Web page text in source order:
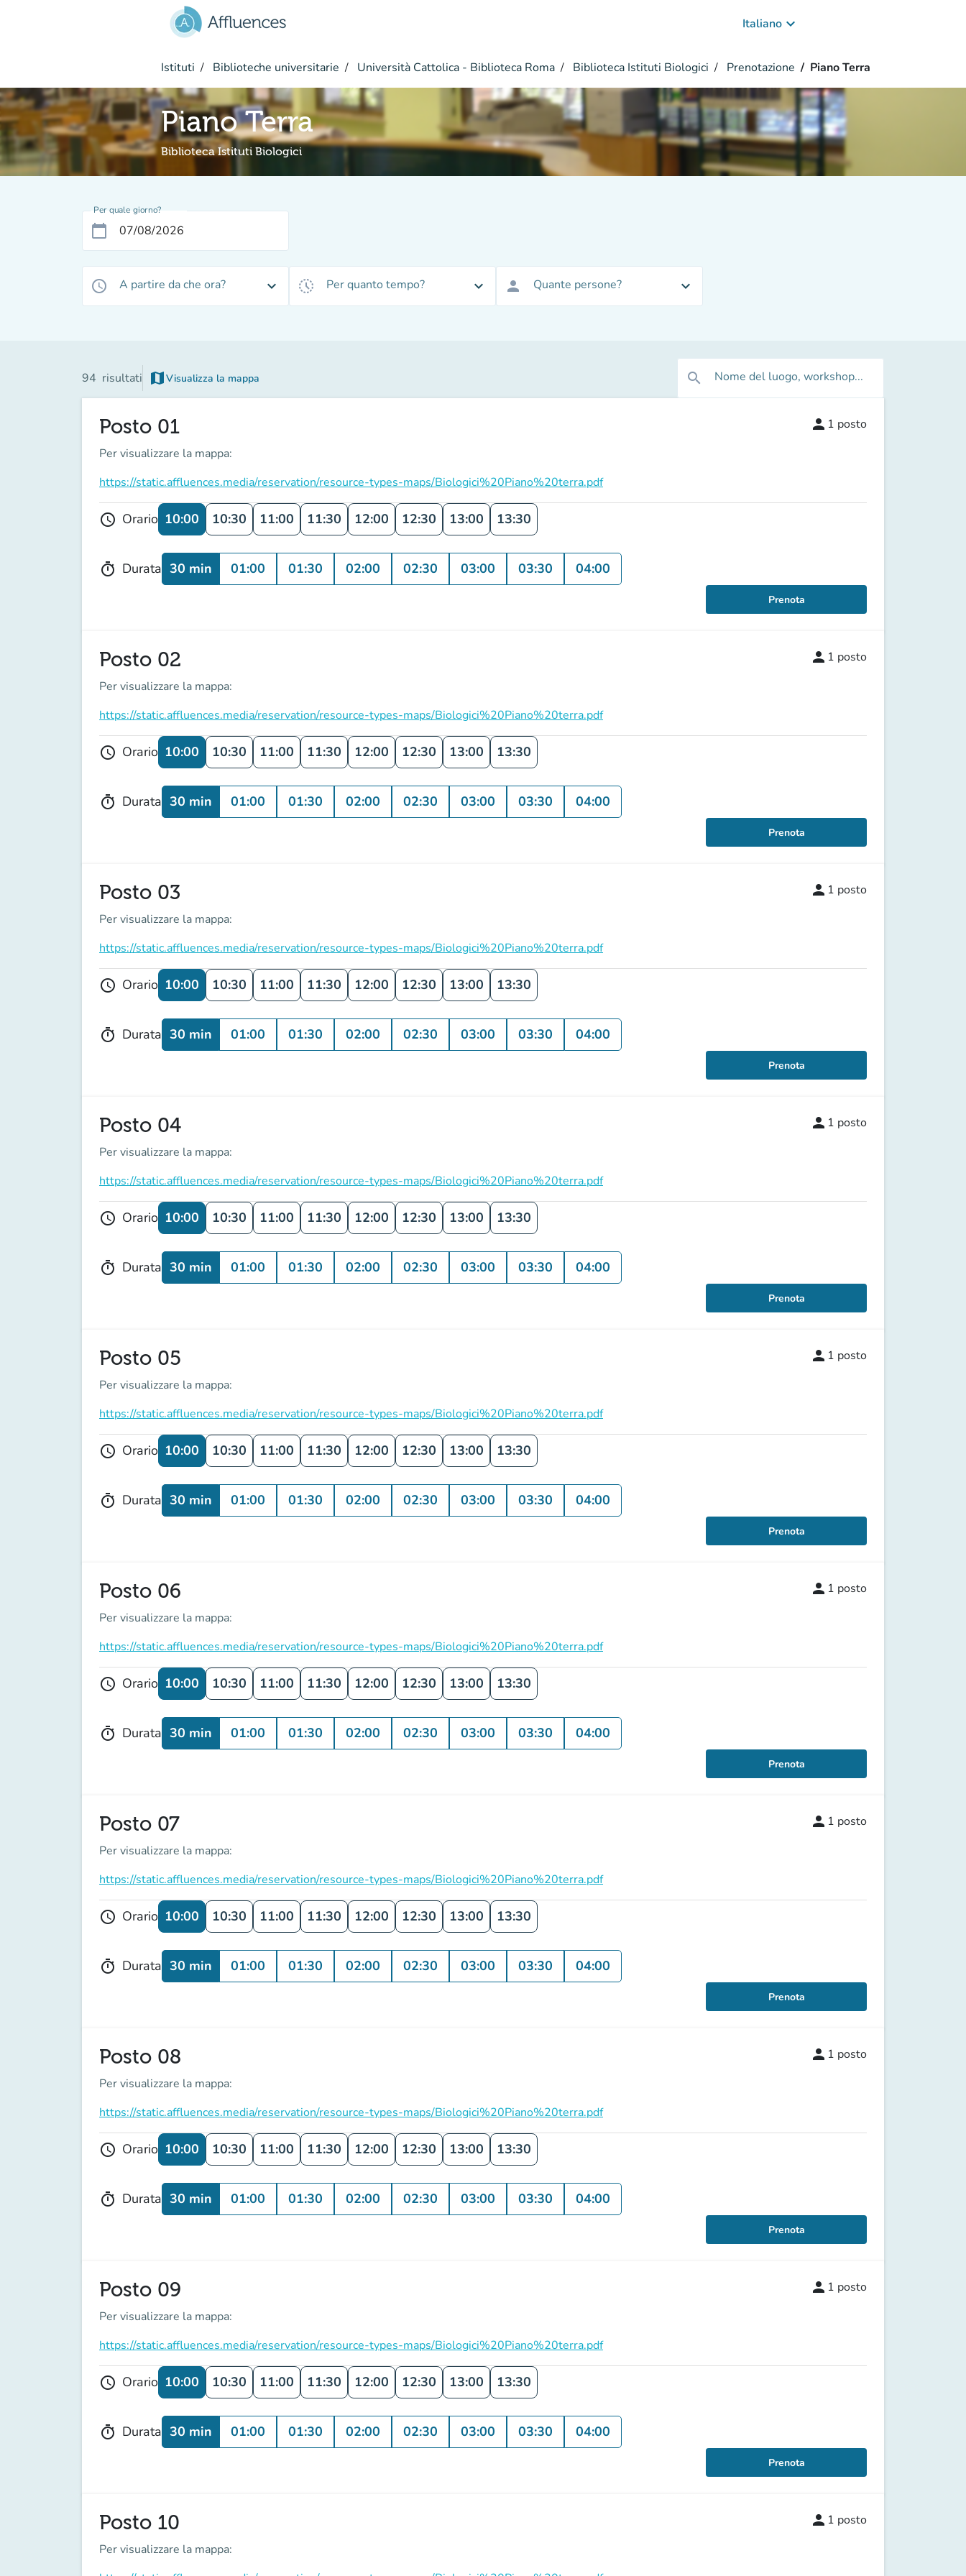
Italiano keyboard_arrow_down
Istituti Biblioteche universitarie Università Cattolica - Biblioteca Roma Biblioteca Istituti Biologici Prenotazione Piano Terra
Piano Terra
Biblioteca Istituti Biologici
Per quale giorno?
calendar_today
access_time A partire da che ora? expand_more history_toggle_off Per quanto tempo? expand_more person Quante persone? expand_more
94 risultati map Visualizza la mappa
(nuova scheda) search Nome del luogo, workshop...
Posto 01
Per visualizzare la mappa:
https://static.affluences.media/reservation/resource-types-maps/Biologici%20Piano%20terra.pdf
person 1 posto
schedule Orario 10:00 10:30 11:00 11:30 12:00 12:30 13:00 13:30
timer Durata 30 min 01:00 01:30 02:00 02:30 03:00 03:30 04:00
Prenota
Posto 02
Per visualizzare la mappa:
https://static.affluences.media/reservation/resource-types-maps/Biologici%20Piano%20terra.pdf
person 1 posto
schedule Orario 10:00 10:30 11:00 11:30 12:00 12:30 13:00 13:30
timer Durata 30 min 01:00 01:30 02:00 02:30 03:00 03:30 04:00
Prenota
Posto 03
Per visualizzare la mappa:
https://static.affluences.media/reservation/resource-types-maps/Biologici%20Piano%20terra.pdf
person 1 posto
schedule Orario 10:00 10:30 11:00 11:30 12:00 12:30 13:00 13:30
timer Durata 30 min 01:00 01:30 02:00 02:30 03:00 03:30 04:00
Prenota
Posto 04
Per visualizzare la mappa:
https://static.affluences.media/reservation/resource-types-maps/Biologici%20Piano%20terra.pdf
person 1 posto
schedule Orario 10:00 10:30 11:00 11:30 12:00 12:30 13:00 13:30
timer Durata 30 min 01:00 01:30 02:00 02:30 03:00 03:30 04:00
Prenota
Posto 05
Per visualizzare la mappa:
https://static.affluences.media/reservation/resource-types-maps/Biologici%20Piano%20terra.pdf
person 1 posto
schedule Orario 10:00 10:30 11:00 11:30 12:00 12:30 13:00 13:30
timer Durata 30 min 01:00 01:30 02:00 02:30 03:00 03:30 04:00
Prenota
Posto 06
Per visualizzare la mappa:
https://static.affluences.media/reservation/resource-types-maps/Biologici%20Piano%20terra.pdf
person 1 posto
schedule Orario 10:00 10:30 11:00 11:30 12:00 12:30 13:00 13:30
timer Durata 30 min 01:00 01:30 02:00 02:30 03:00 03:30 04:00
Prenota
Posto 07
Per visualizzare la mappa:
https://static.affluences.media/reservation/resource-types-maps/Biologici%20Piano%20terra.pdf
person 1 posto
schedule Orario 10:00 10:30 11:00 11:30 12:00 12:30 13:00 13:30
timer Durata 30 min 01:00 01:30 02:00 02:30 03:00 03:30 04:00
Prenota
Posto 08
Per visualizzare la mappa:
https://static.affluences.media/reservation/resource-types-maps/Biologici%20Piano%20terra.pdf
person 1 posto
schedule Orario 10:00 10:30 11:00 11:30 12:00 12:30 13:00 13:30
timer Durata 30 min 01:00 01:30 02:00 02:30 03:00 03:30 04:00
Prenota
Posto 09
Per visualizzare la mappa:
https://static.affluences.media/reservation/resource-types-maps/Biologici%20Piano%20terra.pdf
person 1 posto
schedule Orario 10:00 10:30 11:00 11:30 12:00 12:30 13:00 13:30
timer Durata 30 min 01:00 01:30 02:00 02:30 03:00 03:30 04:00
Prenota
Posto 10
Per visualizzare la mappa:
person 1 posto